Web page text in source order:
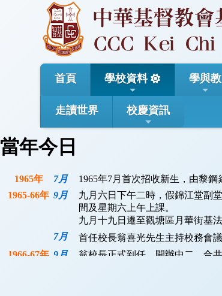
首頁 學校資料 學與教
走讀世界 校慶資訊
當年今日